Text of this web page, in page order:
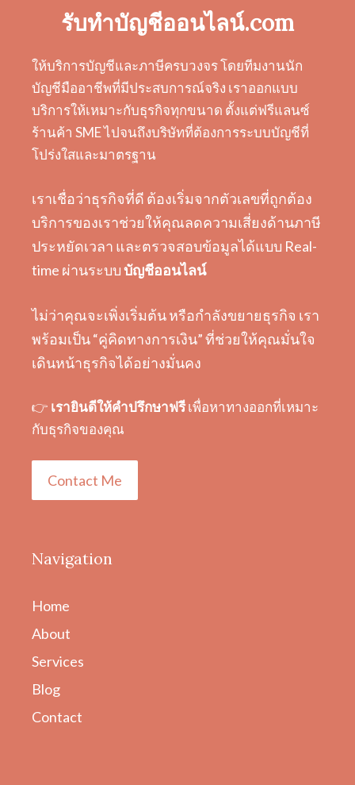
รับทำบัญชีออนไลน์.com
ให้บริการบัญชีและภาษีครบวงจร โดยทีมงานนัก
บัญชีมืออาชีพที่มีประสบการณ์จริง เราออกแบบ
บริการให้เหมาะกับธุรกิจทุกขนาด ตั้งแต่ฟรีแลนซ์
ร้านค้า SME ไปจนถึงบริษัทที่ต้องการระบบบัญชีที่
โปร่งใสและมาตรฐาน
เราเชื่อว่าธุรกิจที่ดี ต้องเริ่มจากตัวเลขที่ถูกต้อง
บริการของเราช่วยให้คุณลดความเสี่ยงด้านภาษี
ประหยัดเวลา และตรวจสอบข้อมูลได้แบบ Real-
time ผ่านระบบบัญชีออนไลน์
ไม่ว่าคุณจะเพิ่งเริ่มต้น หรือกำลังขยายธุรกิจ เรา
พร้อมเป็น “คู่คิดทางการเงิน” ที่ช่วยให้คุณมั่นใจ
เดินหน้าธุรกิจได้อย่างมั่นคง
👉 เรายินดีให้คำปรึกษาฟรีเพื่อหาทางออกที่เหมาะ
กับธุรกิจของคุณ
Contact Me
Navigation
Home
About
Services
Blog
Contact